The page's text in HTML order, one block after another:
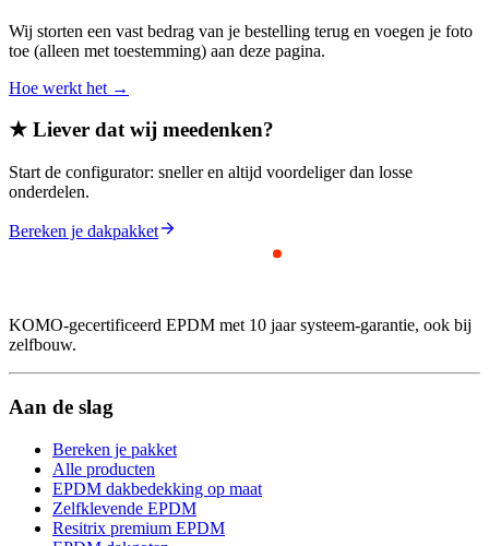
Wij storten een vast bedrag van je bestelling terug en voegen je foto
toe (alleen met toestemming) aan deze pagina.
Hoe werkt het →
★ Liever dat wij meedenken?
Start de configurator: sneller en altijd voordeliger dan losse
onderdelen.
Bereken je dakpakket
KOMO-gecertificeerd EPDM met 10 jaar systeem-garantie, ook bij
zelfbouw.
Aan de slag
Bereken je pakket
Alle producten
EPDM dakbedekking op maat
Zelfklevende EPDM
Resitrix premium EPDM